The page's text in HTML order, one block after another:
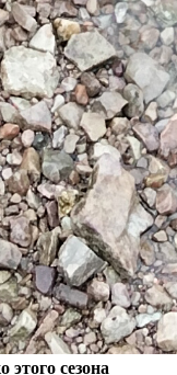
сезона